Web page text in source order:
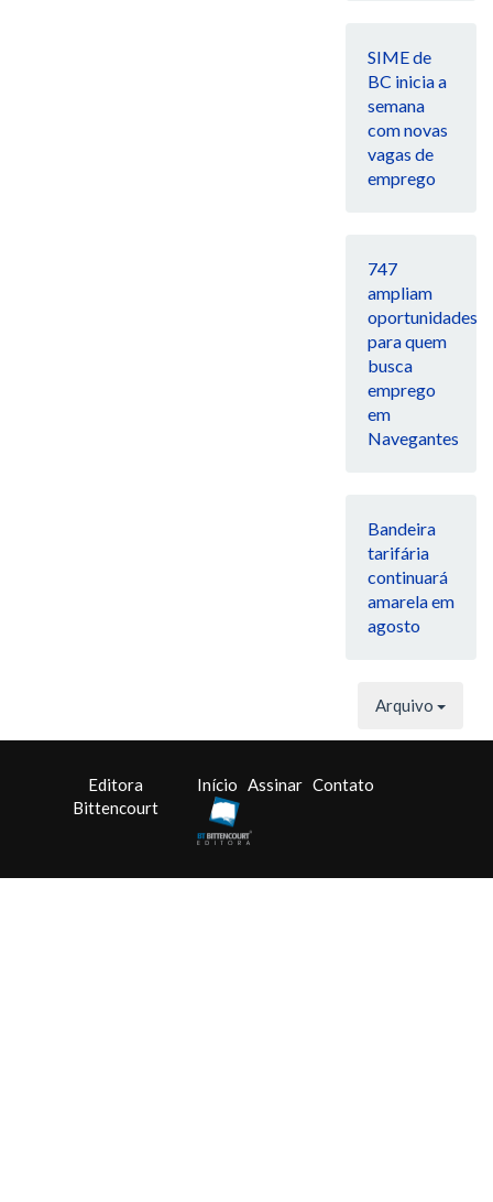
SIME de
BC inicia a
semana
com novas
vagas de
emprego
747
ampliam
oportunidades
para quem
busca
emprego
em
Navegantes
Bandeira
tarifária
continuará
amarela em
agosto
Arquivo
Editora
Bittencourt
Início Assinar Contato